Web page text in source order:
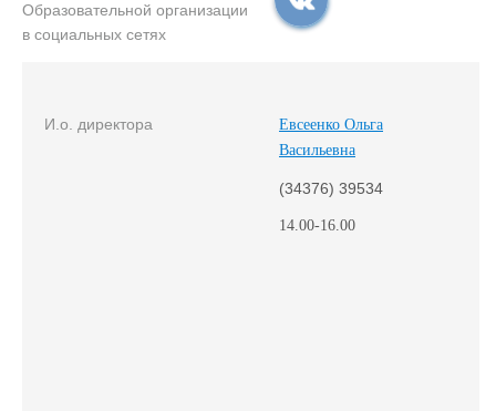
Образовательной организации
в социальных сетях
И.о. директора
Евсеенко Ольга
Васильевна
(34376) 39534
14.00-16.00